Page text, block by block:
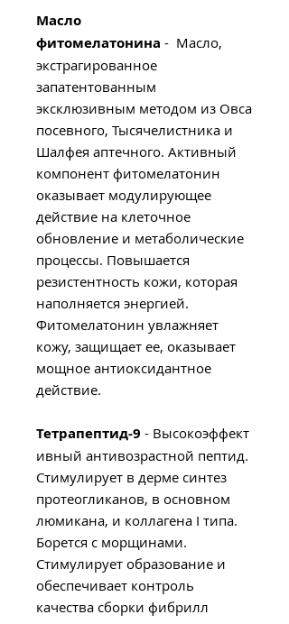
Масло
фитомелатонина - Масло,
экстрагированное
запатентованным
эксклюзивным методом из Овса
посевного, Тысячелистника и
Шалфея аптечного. Активный
компонент фитомелатонин
оказывает модулирующее
действие на клеточное
обновление и метаболические
процессы. Повышается
резистентность кожи, которая
наполняется энергией.
Фитомелатонин увлажняет
кожу, защищает ее, оказывает
мощное антиоксидантное
действие.
Тетрапептид-9 - Высокоэффект
ивный антивозрастной пептид.
Стимулирует в дерме синтез
протеогликанов, в основном
люмикана, и коллагена I типа.
Борется с морщинами.
Стимулирует образование и
обеспечивает контроль
качества сборки фибрилл